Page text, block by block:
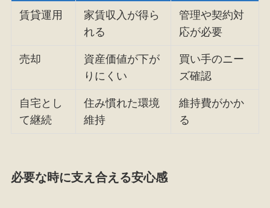
賃貸運用
家賃収入が得ら
れる
管理や契約対
応が必要
売却
資産価値が下が
りにくい
買い手のニー
ズ確認
自宅とし
て継続
住み慣れた環境
維持
維持費がかか
る
必要な時に支え合える安心感